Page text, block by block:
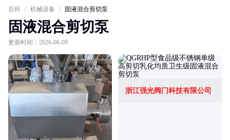
百科 / 机械设备 / 固液混合剪切泵
固液混合剪切泵
更新时间：2026-06-09
浙江强光阀门科技有限公司